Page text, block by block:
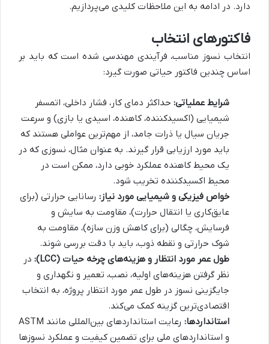
دارد. در ادامه به این ملاحظات کلیدی می‌پردازیم.
فاکتورهای انتخاب
انتخاب نسوز مناسب، فرآیندی مهندسی شده است که باید بر
اساس چندین فاکتور حیاتی صورت گیرد:
شرایط عملیاتی: حداکثر دمای کار، فشار داخلی، اتمسفر
شیمیایی (اکسیدکننده، کاهنده، اسیدی یا بازی) و سرعت
جریان سیال یا ذرات جامد، از مهم‌ترین عواملی هستند که
باید مورد ارزیابی قرار گیرند. به عنوان مثال، نسوزی که در
یک محیط کاهنده عملکرد خوبی دارد، ممکن است در
محیط اکسیدکننده تخریب شود.
خواص فیزیکی و شیمیایی مورد نیاز: رسانایی حرارتی (برای
عایق‌کاری یا انتقال حرارت)، مقاومت به سایش و
فرسایش، چگالی (برای کاهش وزن سازه)، مقاومت به
شوک حرارتی و نقطه ذوب، باید با دقت بررسی شوند.
طول عمر مورد انتظار و هزینه‌های چرخه حیات (LCC):
در
نظر گرفتن هزینه‌های اولیه، نصب، تعمیر و نگهداری و
جایگزینی نسوز در طول عمر مورد انتظار پروژه، به انتخاب
اقتصادی‌ترین گزینه کمک می‌کند.
استانداردها:
رعایت استانداردهای بین‌المللی مانند ASTM
و استانداردهای ملی برای تضمین کیفیت و عملکرد نسوزها